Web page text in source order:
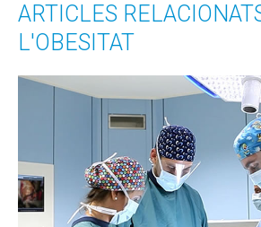
ARTICLES
L'OBESITAT